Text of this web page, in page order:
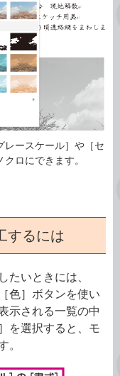
レースケール］や［セ
ロにできます。
するには
たいときには、
色］ボタンを使い
示される一覧の中
を選択すると、モ
。